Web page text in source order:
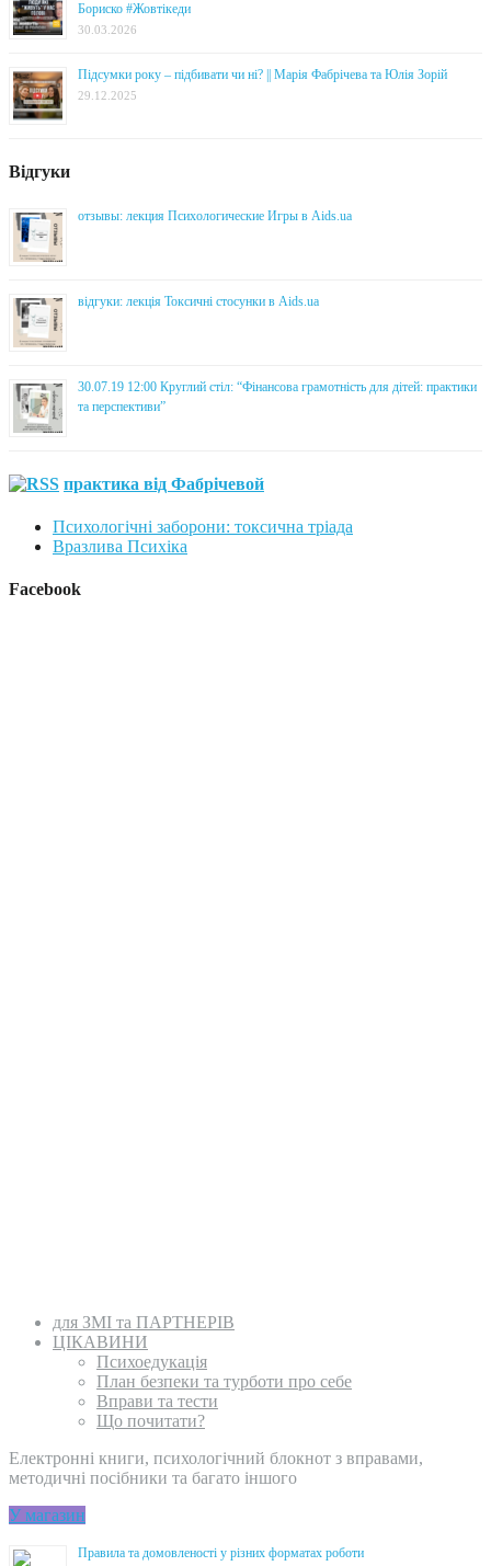
Бориско #Жовтікеди
30.03.2026
Підсумки року – підбивати чи ні? || Марія Фабрічева та Юлія Зорій
29.12.2025
Відгуки
отзывы: лекция Психологические Игры в Aids.ua
відгуки: лекція Токсичні стосунки в Aids.ua
30.07.19 12:00 Круглий стіл: “Фінансова грамотність для дітей: практики
та перспективи”
практика від Фабрічевой
Психологічні заборони: токсична тріада
Вразлива Психіка
Facebook
для ЗМІ та ПАРТНЕРІВ
ЦІКАВИНИ
Психоедукація
План безпеки та турботи про себе
Вправи та тести
Що почитати?
Електронні книги, психологічний блокнот з вправами,
методичні посібники та багато іншого
У магазин
Правила та домовленості у різних форматах роботи